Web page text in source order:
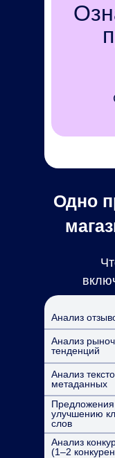
Анализ
Одно
улучшению
слов
Анализ
метаданных
Анализ
(1–2
Анализ
тенденций